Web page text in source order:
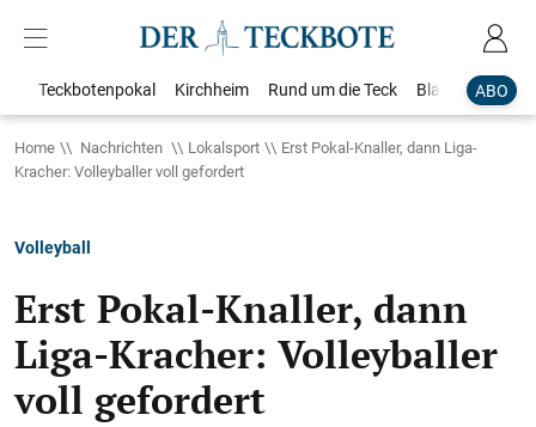
ABO
Teckbotenpokal Kirchheim Rund um die Teck Blaulicht
Home Nachrichten Lokalsport
Erst Pokal-Knaller, dann Liga-
Kracher: Volleyballer voll gefordert
Volleyball
Erst Pokal-Knaller, dann
Liga-Kracher: Volleyballer
voll gefordert